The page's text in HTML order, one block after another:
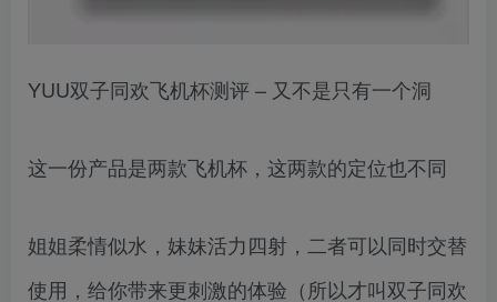
YUU双子同欢飞机杯测评 – 又不是只有一个洞
这一份产品是两款飞机杯，这两款的定位也不同
姐姐柔情似水，妹妹活力四射，二者可以同时交替
使用，给你带来更刺激的体验（所以才叫双子同欢